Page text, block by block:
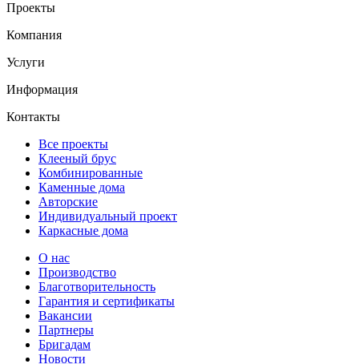
Проекты
Компания
Услуги
Информация
Контакты
Все проекты
Клееный брус
Комбинированные
Каменные дома
Авторские
Индивидуальный проект
Каркасные дома
О нас
Производство
Благотворительность
Гарантия и сертификаты
Вакансии
Партнеры
Бригадам
Новости